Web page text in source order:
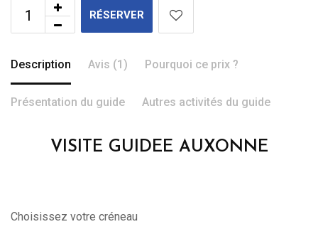
RÉSERVER
Description Avis (1) Pourquoi ce prix ?
Présentation du guide Autres activités du guide
VISITE GUIDEE AUXONNE
Choisissez votre créneau